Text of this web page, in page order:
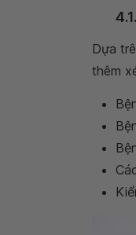
Dựa
thêm